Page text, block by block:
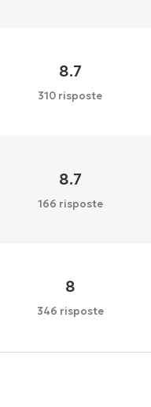
8.7
310 risposte
8.7
166 risposte
8
346 risposte